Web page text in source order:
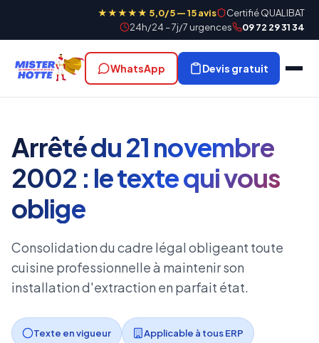
★★★★★ 5,0/5 — 15 avis
Certifié QUALIBAT
24h/24 – 7j/7 urgences
09 72 29 31 34
WhatsApp Devis gratuit
Arrêté du 21 novembre
2002 : le texte qui vous
oblige
Consolidation du cadre légal obligeant toute
cuisine professionnelle à maintenir son
installation d'extraction en parfait état.
Texte en vigueur Applicable à tous ERP